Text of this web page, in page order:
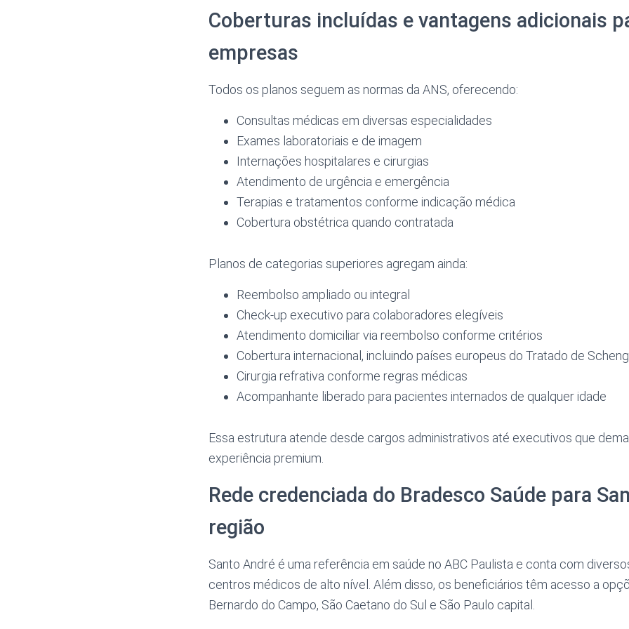
Coberturas incluídas e vantagens adicionais
empresas
Todos os planos seguem as normas da ANS, oferecendo:
Consultas médicas em diversas especialidades
Exames laboratoriais e de imagem
Internações hospitalares e cirurgias
Atendimento de urgência e emergência
Terapias e tratamentos conforme indicação médica
Cobertura obstétrica quando contratada
Planos de categorias superiores agregam ainda:
Reembolso ampliado ou integral
Check-up executivo para colaboradores elegíveis
Atendimento domiciliar via reembolso conforme critérios
Cobertura internacional, incluindo países europeus do Tratado de
Cirurgia refrativa conforme regras médicas
Acompanhante liberado para pacientes internados de qualquer idade
Essa estrutura atende desde cargos administrativos até executivos que
experiência premium.
Rede credenciada do Bradesco Saúde para
região
Santo André é uma referência em saúde no ABC Paulista e conta com
centros médicos de alto nível. Além disso, os beneficiários têm acesso a
Bernardo do Campo, São Caetano do Sul e São Paulo capital.